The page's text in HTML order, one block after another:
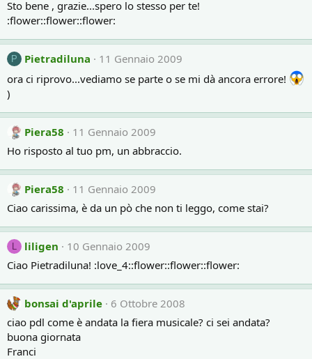
Sto bene , grazie...spero lo stesso per te!
:flower::flower::flower:
P Pietradiluna
11 Gennaio 2009
ora ci riprovo...vediamo se parte o se mi dà ancora errore!
)
Piera58
11 Gennaio 2009
Ho risposto al tuo pm, un abbraccio.
Piera58
11 Gennaio 2009
Ciao carissima, è da un pò che non ti leggo, come stai?
L liligen
10 Gennaio 2009
Ciao Pietradiluna! :love_4::flower::flower::flower:
bonsai d'aprile
6 Ottobre 2008
ciao pdl come è andata la fiera musicale? ci sei andata?
buona giornata
Franci